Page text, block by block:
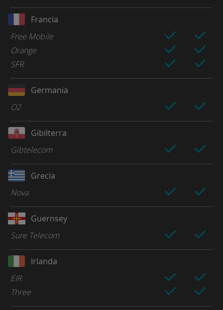
Francia
Free Mobile
Orange
SFR
Germania
O2
Gibilterra
Gibtelecom
Grecia
Nova
Guernsey
Sure Telecom
Irlanda
EIR
Three